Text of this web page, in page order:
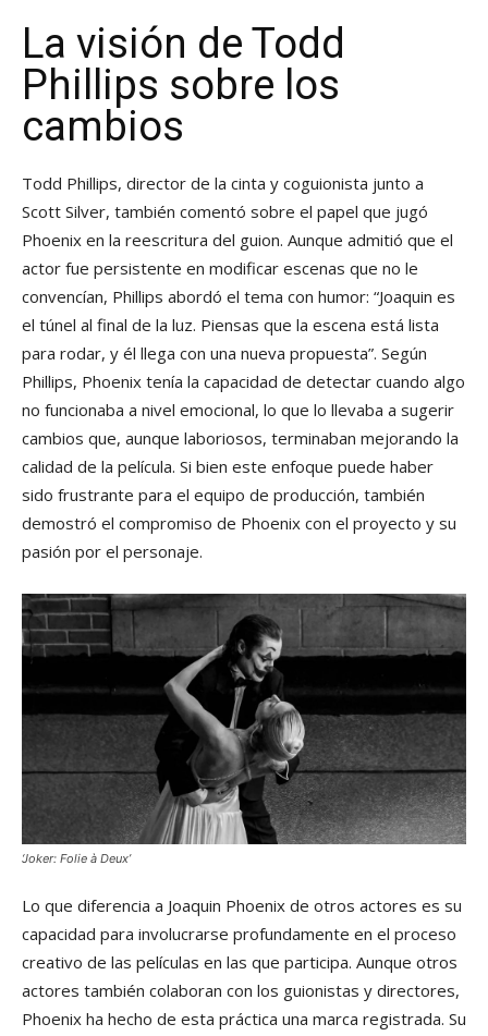
La visión de Todd
Phillips sobre los
cambios
Todd Phillips, director de la cinta y coguionista junto a
Scott Silver, también comentó sobre el papel que jugó
Phoenix en la reescritura del guion. Aunque admitió que el
actor fue persistente en modificar escenas que no le
convencían, Phillips abordó el tema con humor: “Joaquin es
el túnel al final de la luz. Piensas que la escena está lista
para rodar, y él llega con una nueva propuesta”. Según
Phillips, Phoenix tenía la capacidad de detectar cuando algo
no funcionaba a nivel emocional, lo que lo llevaba a sugerir
cambios que, aunque laboriosos, terminaban mejorando la
calidad de la película. Si bien este enfoque puede haber
sido frustrante para el equipo de producción, también
demostró el compromiso de Phoenix con el proyecto y su
pasión por el personaje.
‘Joker: Folie à Deux’
Lo que diferencia a Joaquin Phoenix de otros actores es su
capacidad para involucrarse profundamente en el proceso
creativo de las películas en las que participa. Aunque otros
actores también colaboran con los guionistas y directores,
Phoenix ha hecho de esta práctica una marca registrada. Su